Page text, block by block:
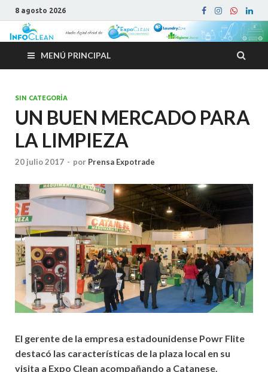
8 agosto 2026
MENÚ PRINCIPAL
SIN CATEGORÍA
UN BUEN MERCADO PARA
LA LIMPIEZA
20 julio 2017 - por Prensa Expotrade
El gerente de la empresa estadounidense Powr Flite
destacó las características de la plaza local en su
visita a Expo Clean acompañando a Catanese.